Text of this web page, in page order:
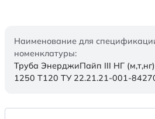
Наименование для
номенклатуры:
Труба ЭнерджиПайп III НГ
1250 Т120 ТУ 22.21.21-001-